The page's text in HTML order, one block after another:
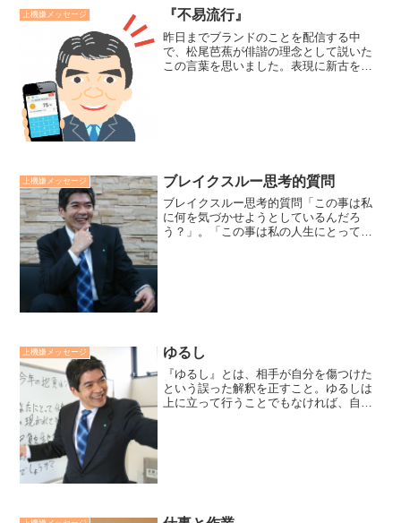
れる側も、人間性を奪われている点では
変わりない。（故ネルソン...
上機嫌メッセージ 『不易流行』
昨日までブランドのことを配信する中
で、松尾芭蕉が俳諧の理念として説いた
この言葉を思いました。表現に新古を超
上機嫌メッセージ ブレイクスルー思考的質問
ブレイクスルー思考的質問「この事は私
に何を気づかせようとしているんだろ
う？」。「この事は私の人生にとって、
上機嫌メッセージ ゆるし
『ゆるし』とは、相手が自分を傷つけた
という誤った解釈を正すこと。ゆるしは
上に立って行うことでもなければ、自分